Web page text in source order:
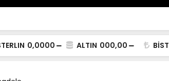
0,0000 ALTIN 000,00 BİST